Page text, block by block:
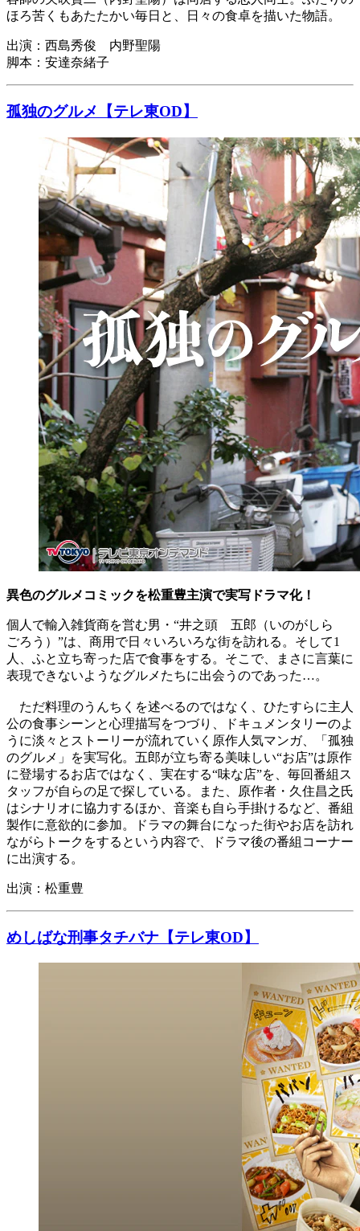
ほろ苦くもあたたかい毎日と、日々の食卓を描いた物語。
出演：西島秀俊 内野聖陽
脚本：安達奈緒子
孤独のグルメ【テレ東OD】
異色のグルメコミックを松重豊主演で実写ドラマ化！
個人で輸入雑貨商を営む男・“井之頭 五郎（いのがしら
ごろう）”は、商用で日々いろいろな街を訪れる。そして1
人、ふと立ち寄った店で食事をする。そこで、まさに言葉に
表現できないようなグルメたちに出会うのであった…。
ただ料理のうんちくを述べるのではなく、ひたすらに主人
公の食事シーンと心理描写をつづり、ドキュメンタリーのよ
うに淡々とストーリーが流れていく原作人気マンガ、「孤独
のグルメ」を実写化。五郎が立ち寄る美味しい“お店”は原作
に登場するお店ではなく、実在する“味な店”を、毎回番組ス
タッフが自らの足で探している。また、原作者・久住昌之氏
はシナリオに協力するほか、音楽も自ら手掛けるなど、番組
製作に意欲的に参加。ドラマの舞台になった街やお店を訪れ
ながらトークをするという内容で、ドラマ後の番組コーナー
に出演する。
出演：松重豊
めしばな刑事タチバナ【テレ東OD】